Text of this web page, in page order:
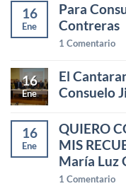
16
Ene
Para
Contreras
1 Comentario
16
Ene
El
Consuelo
16
Ene
QUIERO
MIS
María Luz
1 Comentario